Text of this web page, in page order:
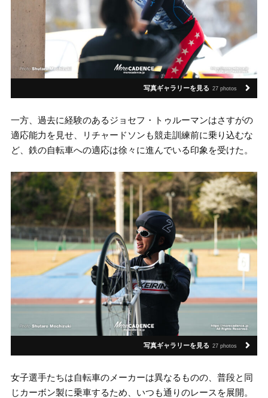
写真ギャラリーを見る 27 photos
一方、過去に経験のあるジョセフ・トゥルーマンはさすがの
適応能力を見せ、リチャードソンも競走訓練前に乗り込むな
ど、鉄の自転車への適応は徐々に進んでいる印象を受けた。
写真ギャラリーを見る 27 photos
女子選手たちは自転車のメーカーは異なるものの、普段と同
じカーボン製に乗車するため、いつも通りのレースを展開。